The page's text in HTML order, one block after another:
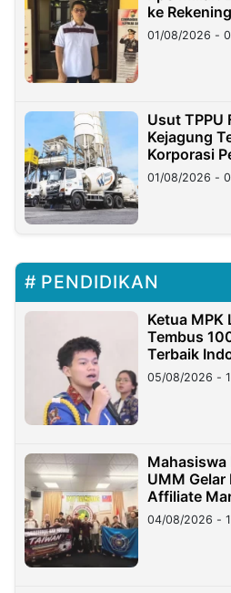
ke
Timur
01/08/2026 -
Usut TPPU
Kejagung
Korporasi
Ritto
01/08/2026 -
PENDIDIKAN
Ketua MPK
Tembus
Terbaik
05/08/2026 -
Mahasiswa
UMM Gelar
Affiliate
Migran
04/08/2026 -